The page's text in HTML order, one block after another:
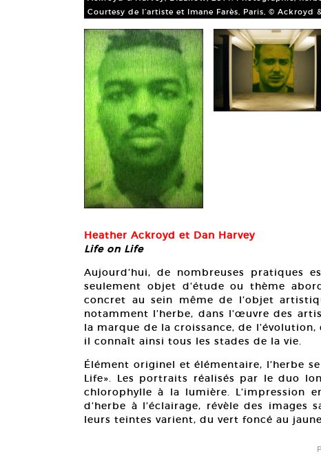
Courtesy de l’artiste et Imane Farès, Paris, © Ackroyd
Heather Ackroyd et Dan Harvey
Life on Life
Aujourd’hui, de nombreuses pratiques
seulement objet d’étude ou thème
concret au sein même de l’objet
notamment l’herbe, dans l’œuvre des
la marque de la croissance, de
il connaît ainsi tous les stades de la vie.
Élément originel et élémentaire, l’herbe
Life». Les portraits réalisés par le duo
chlorophylle à la lumière. L’impression
d’herbe à l’éclairage, révèle des
leurs teintes varient, du vert foncé au